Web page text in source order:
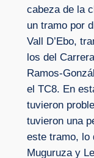
cabeza de la
un tramo por
Vall D’Ebo,
los del
Ramos-
el TC8. En
tuvieron
tuvieron una
este tramo, lo
Muguruza y